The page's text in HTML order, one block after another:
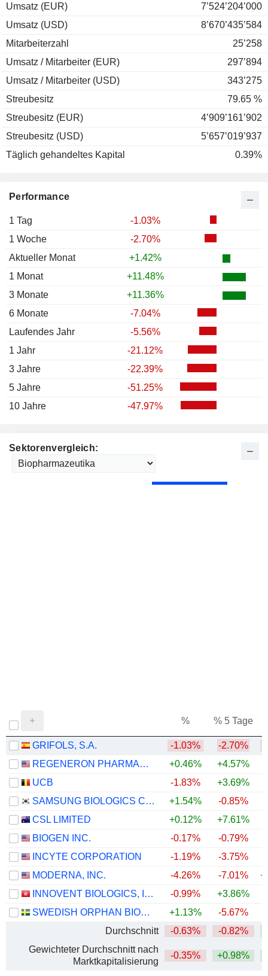
Performance
1 Tag
-1.03%
1 Woche
-2.70%
Aktueller Monat
+1.42%
1 Monat
+11.48%
3 Monate
+11.36%
6 Monate
-7.04%
Laufendes Jahr
-5.56%
1 Jahr
-21.12%
3 Jahre
-22.39%
5 Jahre
-51.25%
10 Jahre
-47.97%
Umsatz (EUR)
7’524’204’000
Umsatz (USD)
8’670’435’584
Mitarbeiterzahl
25’258
Umsatz / Mitarbeiter (EUR)
297’894
Umsatz / Mitarbeiter (USD)
343’275
Streubesitz
79.65 %
Streubesitz (EUR)
4’909’161’902
Streubesitz (USD)
5’657’019’937
Täglich gehandeltes Kapital
0.39%
Sektorenvergleich:
% % 5 Tage
GRIFOLS, S.A. -1.03% -2.70%
REGENERON PHARMACEUTICALS, INC.
+0.46% +4.57%
UCB
-1.83% +3.69%
SAMSUNG BIOLOGICS CO.,LTD.
+1.54% -0.85%
CSL LIMITED
+0.12% +7.61%
BIOGEN INC.
-0.17% -0.79%
INCYTE CORPORATION
-1.19% -3.75%
MODERNA, INC.
-4.26% -7.01%
INNOVENT BIOLOGICS, INC.
-0.99% +3.86%
SWEDISH ORPHAN BIOVITRUM AB
+1.13% -5.67%
Durchschnitt
-0.63% -0.82%
Gewichteter Durchschnitt nach
Marktkapitalisierung
-0.35% +0.98%